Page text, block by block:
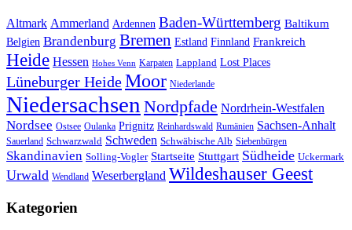
Altmark Ammerland Ardennen Baden-Württemberg Baltikum
Belgien Brandenburg Bremen Estland Finnland Frankreich
Heide Hessen Hohes Venn Karpaten Lappland Lost Places
Lüneburger HeideMoor Niederlande
Niedersachsen Nordpfade Nordrhein-Westfalen
Nordsee Ostsee Oulanka Prignitz Reinhardswald Rumänien Sachsen-Anhalt
Sauerland Schwarzwald Schweden Schwäbische Alb Siebenbürgen
Skandinavien Solling-Vogler Startseite Stuttgart Südheide Uckermark
Urwald Wendland Weserbergland Wildeshauser Geest
Kategorien